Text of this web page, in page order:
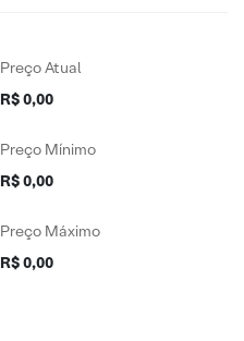
Preço Atual
R$ 0,00
Preço Mínimo
R$ 0,00
Preço Máximo
R$ 0,00